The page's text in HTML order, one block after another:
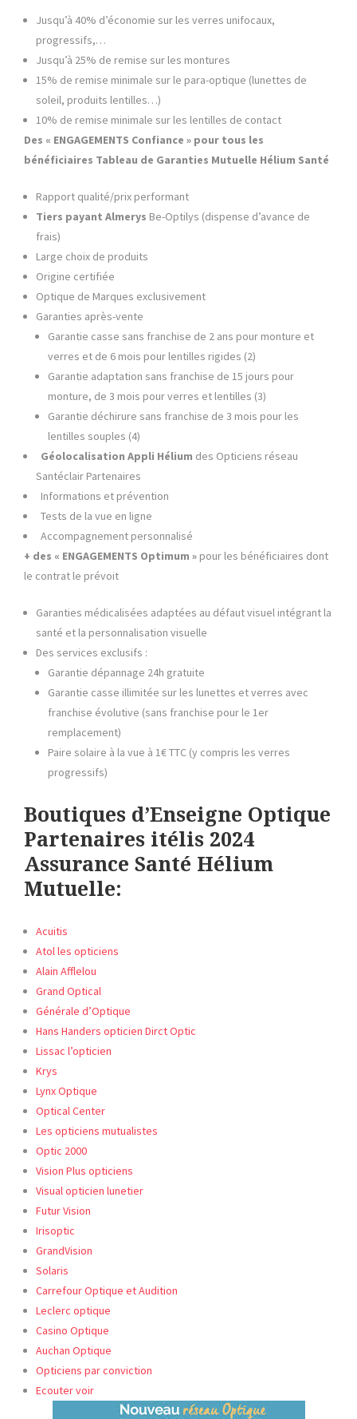
Jusqu’à 40% d’économie sur les verres unifocaux,
progressifs,…
Jusqu’à 25% de remise sur les montures
15% de remise minimale sur le para-optique (lunettes de
soleil, produits lentilles…)
10% de remise minimale sur les lentilles de contact
Des « ENGAGEMENTS Confiance » pour tous les
bénéficiaires Tableau de Garanties Mutuelle Hélium Santé
Rapport qualité/prix performant
Tiers payant Almerys Be-Optilys (dispense d’avance de
frais)
Large choix de produits
Origine certifiée
Optique de Marques exclusivement
Garanties après-vente
Garantie casse sans franchise de 2 ans pour monture et
verres et de 6 mois pour lentilles rigides (2)
Garantie adaptation sans franchise de 15 jours pour
monture, de 3 mois pour verres et lentilles (3)
Garantie déchirure sans franchise de 3 mois pour les
lentilles souples (4)
Géolocalisation Appli Hélium des Opticiens réseau
Santéclair Partenaires
Informations et prévention
Tests de la vue en ligne
Accompagnement personnalisé
+ des « ENGAGEMENTS Optimum » pour les bénéficiaires dont
le contrat le prévoit
Garanties médicalisées adaptées au défaut visuel intégrant la
santé et la personnalisation visuelle
Des services exclusifs :
Garantie dépannage 24h gratuite
Garantie casse illimitée sur les lunettes et verres avec
franchise évolutive (sans franchise pour le 1er
remplacement)
Paire solaire à la vue à 1€ TTC (y compris les verres
progressifs)
Boutiques d’Enseigne Optique
Partenaires itélis 2024
Assurance Santé Hélium
Mutuelle:
Acuitis
Atol les opticiens
Alain Afflelou
Grand Optical
Générale d’Optique
Hans Handers opticien Dirct Optic
Lissac l’opticien
Krys
Lynx Optique
Optical Center
Les opticiens mutualistes
Optic 2000
Vision Plus opticiens
Visual opticien lunetier
Futur Vision
Irisoptic
GrandVision
Solaris
Carrefour Optique et Audition
Leclerc optique
Casino Optique
Auchan Optique
Opticiens par conviction
Ecouter voir